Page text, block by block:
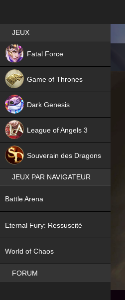
Best RPG games in France
JEUX
Fatal Force
NEW
Game of Thrones
Dark Genesis
League of Angels 3
Souverain des Dragons
JEUX PAR NAVIGATEUR
Battle Arena
Eternal Fury: Ressuscité
World of Chaos
FORUM